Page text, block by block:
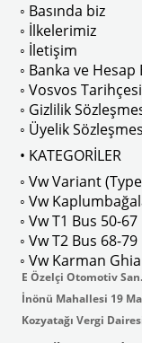
isteyenler için tercih
: AC711500 / 80500
◦ Basında biz
◦ İlkelerimiz
◦ İletişim
◦ Banka ve
◦ Vosvos Tarihçesi
◦ Gizlilik
◦ Üyelik
• KATEGORİLER
◦ Vw Variant
◦ Vw
◦ Vw T1 Bus 50-67
◦ Vw T2 Bus 68-79
◦ Vw Karman Ghia
E Özelçi Otomotiv
İnönü Mahallesi 19
Kozyatağı Vergi